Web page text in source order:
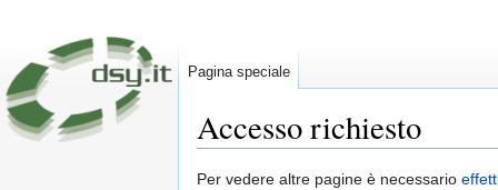
Accesso richiesto
Per vedere altre pagine è necessario
Pagina speciale